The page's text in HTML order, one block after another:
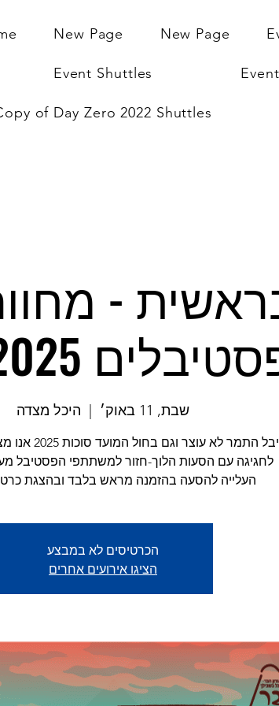
New Page New Page
Event Shuttles
of Day Zero 2022 Shuttles
-
11.10.2025
שבת, 11 באוק׳ היכל מצדה
פסטיבל התמר לא
העלייה להסעה בהזמנה מראש בלבד ובהצגת
הכרטיסים לא במבצע
הציגו אירועים אחרים